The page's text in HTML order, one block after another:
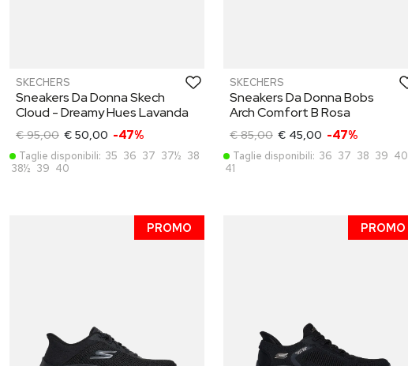
SKECHERS
Sneakers Da Donna Skech
Cloud - Dreamy Hues Lavanda
€ 95,00 € 50,00 -47%
Taglie disponibili: 35 36 37 37½ 38
38½ 39 40
SKECHERS
Sneakers Da Donna Bobs
Arch Comfort B Rosa
€ 85,00 € 45,00 -47%
Taglie disponibili: 36 37 38 39 40
41
PROMO PROMO